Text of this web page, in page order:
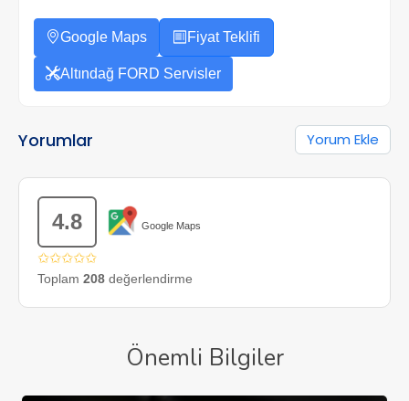
Google Maps Fiyat Teklifi
Altındağ FORD Servisler
Yorumlar Yorum Ekle
4.8 Google Maps
✩✩✩✩✩
Toplam 208 değerlendirme
Önemli Bilgiler